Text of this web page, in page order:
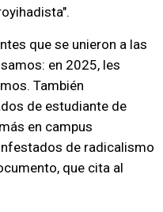
que se unieron a las
en 2025, les
También
de estudiante de
en campus
de radicalismo
que cita al